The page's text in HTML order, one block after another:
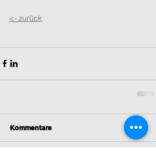
<- zurück
Kommentare